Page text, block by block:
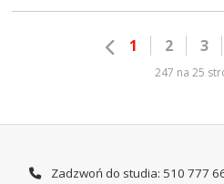
1 2 3
247 na 25
Zadzwoń do studia: 510 777